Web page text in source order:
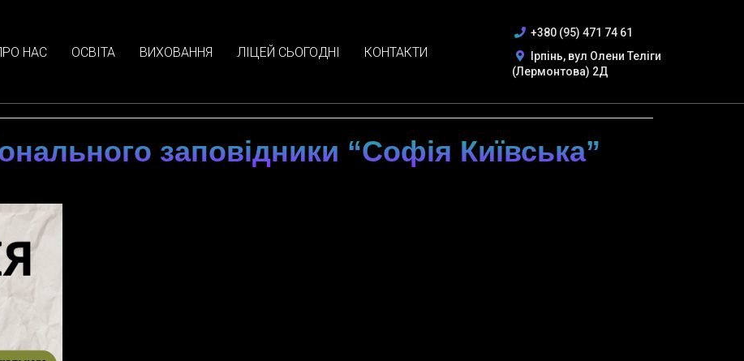
НАС ОСВІТА ВИХОВАННЯ ЛІЦЕЙ СЬОГОДНІ КОНТАКТИ
+380 (95) 471 74 61
Ірпінь, вул Олени Теліги
(Лермонтова) 2Д
заповідники “Софія Київська”